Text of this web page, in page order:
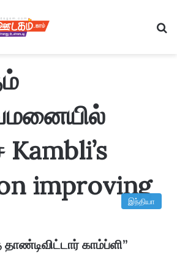
Kambli’s
improving
இந்தியா
காம்ப்ளி”